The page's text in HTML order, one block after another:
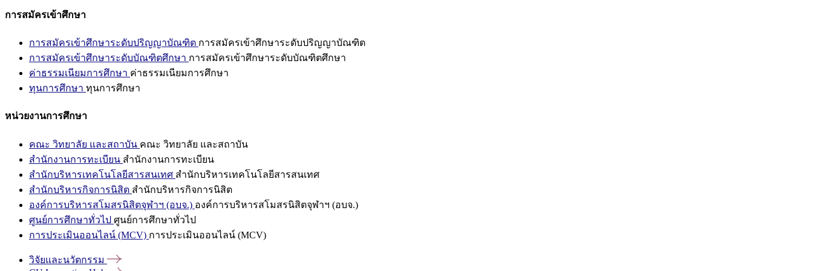
การสมัครเข้าศึกษา
การสมัครเข้าศึกษาระดับปริญญาบัณฑิต การสมัครเข้าศึกษาระดับปริญญาบัณฑิต
การสมัครเข้าศึกษาระดับบัณฑิตศึกษา การสมัครเข้าศึกษาระดับบัณฑิตศึกษา
ค่าธรรมเนียมการศึกษา ค่าธรรมเนียมการศึกษา
ทุนการศึกษา ทุนการศึกษา
หน่วยงานการศึกษา
คณะ วิทยาลัย และสถาบัน คณะ วิทยาลัย และสถาบัน
สำนักงานการทะเบียน สำนักงานการทะเบียน
สำนักบริหารเทคโนโลยีสารสนเทศ สำนักบริหารเทคโนโลยีสารสนเทศ
สำนักบริหารกิจการนิสิต สำนักบริหารกิจการนิสิต
องค์การบริหารสโมสรนิสิตจุฬาฯ (อบจ.) องค์การบริหารสโมสรนิสิตจุฬาฯ (อบจ.)
ศูนย์การศึกษาทั่วไป ศูนย์การศึกษาทั่วไป
การประเมินออนไลน์ (MCV) การประเมินออนไลน์ (MCV)
วิจัยและนวัตกรรม